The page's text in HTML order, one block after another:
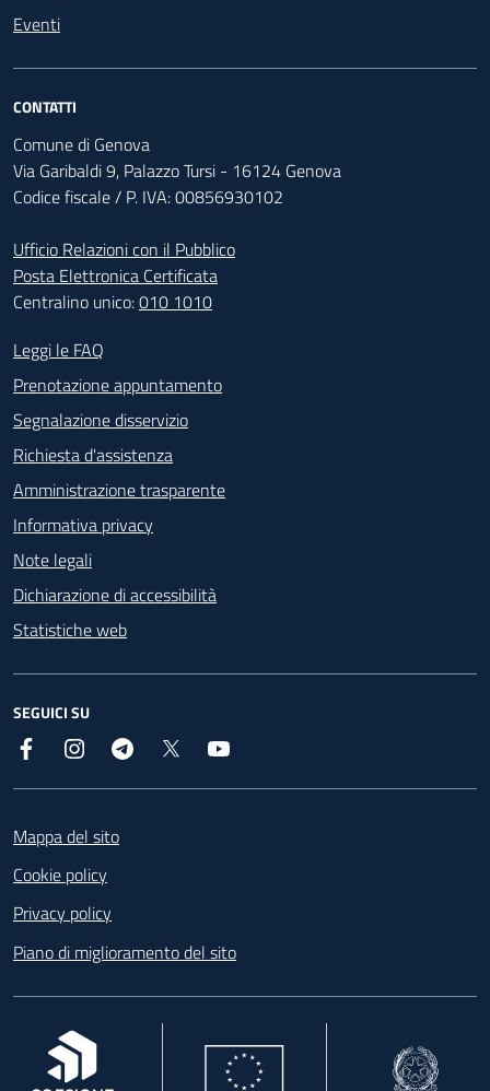
Eventi
CONTATTI
Comune di Genova
Via Garibaldi 9, Palazzo Tursi - 16124 Genova
Codice fiscale / P. IVA: 00856930102
Ufficio Relazioni con il Pubblico
Posta Elettronica Certificata
Centralino unico:010 1010
Footer - Contatti
Leggi le FAQ
Prenotazione appuntamento
Segnalazione disservizio
Richiesta d'assistenza
Amministrazione trasparente
Informativa privacy
Note legali
Dichiarazione di accessibilità
Statistiche web
SEGUICI SU
Facebook InstagramTelegram
Mappa del sito
Cookie policy
Privacy policy
Piano di miglioramento del sito
, apre in una nuova scheda